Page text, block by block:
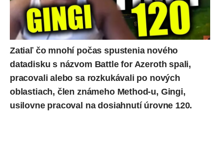
Zatiaľ čo mnohí počas spustenia nového
datadisku s názvom Battle for Azeroth spali,
pracovali alebo sa rozkukávali po nových
oblastiach, člen známeho Method-u, Gingi,
usilovne pracoval na dosiahnutí úrovne 120.